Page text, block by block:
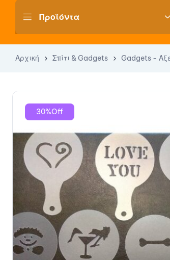
Αρχική Σπίτι & Gadgets Gadgets -
30%Off